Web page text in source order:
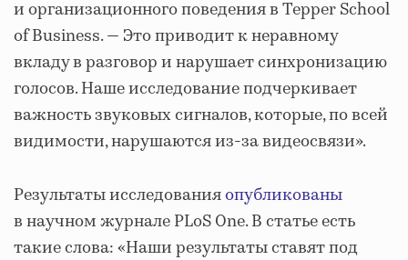
и организационного поведения в Tepper School
of Business. — Это приводит к неравному
вкладу в разговор и нарушает синхронизацию
голосов. Наше исследование подчеркивает
важность звуковых сигналов, которые, по всей
видимости, нарушаются из-за видеосвязи».
Результаты исследованияопубликованы
в научном журнале PLoS One. В статье есть
такие слова: «Наши результаты ставят под